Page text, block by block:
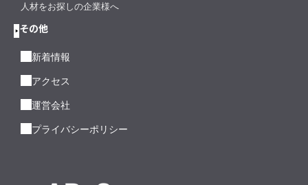
人材をお探しの企業様へ
その他
新着情報
アクセス
運営会社
プライバシーポリシー